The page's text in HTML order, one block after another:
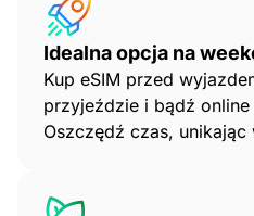
Idealna opcja na
Kup eSIM przed
przyjeździe i bądź
Oszczędź czas, unikając